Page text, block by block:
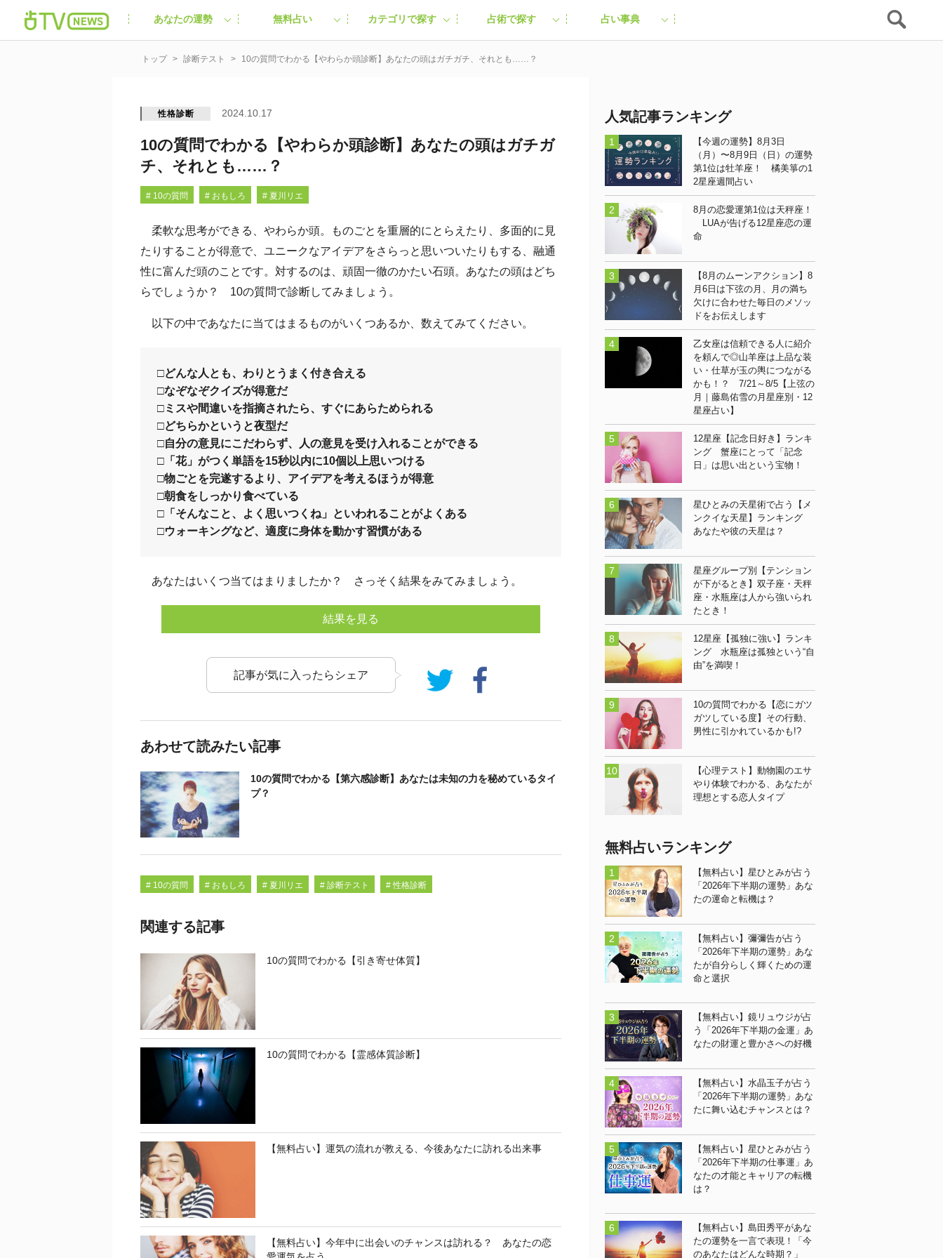
あなたの運勢 無料占い カテゴリで探す 占術で探す 占い事典
性格診断 2024.10.17
10の質問でわかる【やわらか頭診断】あなたの頭はガチガ
チ、それとも……？
# 10の質問 # おもしろ # 夏川リエ
柔軟な思考ができる、やわらか頭。ものごとを重層的にとらえたり、多面的に見
たりすることが得意で、ユニークなアイデアをさらっと思いついたりもする、融通
性に富んだ頭のことです。対するのは、頑固一徹のかたい石頭。あなたの頭はどち
らでしょうか？ 10の質問で診断してみましょう。
以下の中であなたに当てはまるものがいくつあるか、数えてみてください。
□どんな人とも、わりとうまく付き合える
□なぞなぞクイズが得意だ
□ミスや間違いを指摘されたら、すぐにあらためられる
□どちらかというと夜型だ
□自分の意見にこだわらず、人の意見を受け入れることができる
□「花」がつく単語を15秒以内に10個以上思いつける
□物ごとを完遂するより、アイデアを考えるほうが得意
□朝食をしっかり食べている
□「そんなこと、よく思いつくね」といわれることがよくある
□ウォーキングなど、適度に身体を動かす習慣がある
あなたはいくつ当てはまりましたか？ さっそく結果をみてみましょう。
結果を見る
記事が気に入ったらシェア
あわせて読みたい記事
10の質問でわかる【第六感診断】あなたは未知の力を秘めているタイ
プ？
# 10の質問 # おもしろ # 夏川リエ # 診断テスト # 性格診断
関連する記事
10の質問でわかる【引き寄せ体質】
10の質問でわかる【霊感体質診断】
【無料占い】運気の流れが教える、今後あなたに訪れる出来事
【無料占い】今年中に出会いのチャンスは訪れる？ あなたの恋
人気記事ランキング
【今週の運勢】8月3日
（月）〜8月9日（日）の運勢
第1位は牡羊座！ 橘美箏の1
2星座週間占い
8月の恋愛運第1位は天秤座！
LUAが告げる12星座恋の運
命
【8月のムーンアクション】8
月6日は下弦の月、月の満ち
欠けに合わせた毎日のメソッ
ドをお伝えします
乙女座は信頼できる人に紹介
を頼んで◎山羊座は上品な装
い・仕草が玉の輿につながる
かも！？ 7/21～8/5【上弦の
月｜藤島佑雪の月星座別・12
星座占い】
12星座【記念日好き】ランキ
ング 蟹座にとって「記念
日」は思い出という宝物！
星ひとみの天星術で占う【メ
ンクイな天星】ランキング
あなたや彼の天星は？
星座グループ別【テンション
が下がるとき】双子座・天秤
座・水瓶座は人から強いられ
たとき！
12星座【孤独に強い】ランキ
ング 水瓶座は孤独という“自
由”を満喫！
10の質問でわかる【恋にガツ
ガツしている度】その行動、
男性に引かれているかも!?
【心理テスト】動物園のエサ
やり体験でわかる、あなたが
理想とする恋人タイプ
無料占いランキング
【無料占い】星ひとみが占う
「2026年下半期の運勢」あな
たの運命と転機は？
【無料占い】彌彌告が占う
「2026年下半期の運勢」あな
たが自分らしく輝くための運
命と選択
【無料占い】鏡リュウジが占
う「2026年下半期の金運」あ
なたの財運と豊かさへの好機
【無料占い】水晶玉子が占う
「2026年下半期の運勢」あな
たに舞い込むチャンスとは？
【無料占い】星ひとみが占う
「2026年下半期の仕事運」あ
なたの才能とキャリアの転機
は？
【無料占い】島田秀平があな
たの運勢を一言で表現！「今
のあなたはどんな時期？」
トップ 診断テスト 10の質問でわかる【やわらか頭診断】あなたの頭はガチガチ、それとも……？